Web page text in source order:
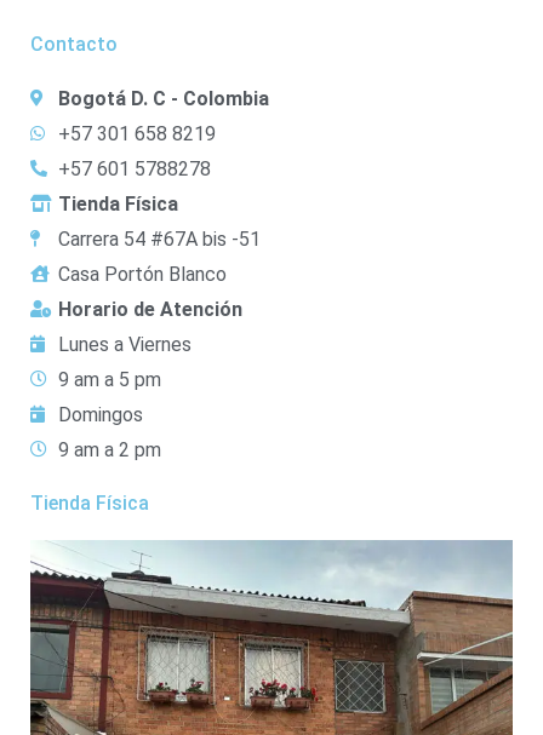
Contacto
Bogotá D. C - Colombia
+57 301 658 8219
+57 601 5788278
Tienda Física
Carrera 54 #67A bis -51
Casa Portón Blanco
Horario de Atención
Lunes a Viernes
9 am a 5 pm
Domingos
9 am a 2 pm
Tienda Física